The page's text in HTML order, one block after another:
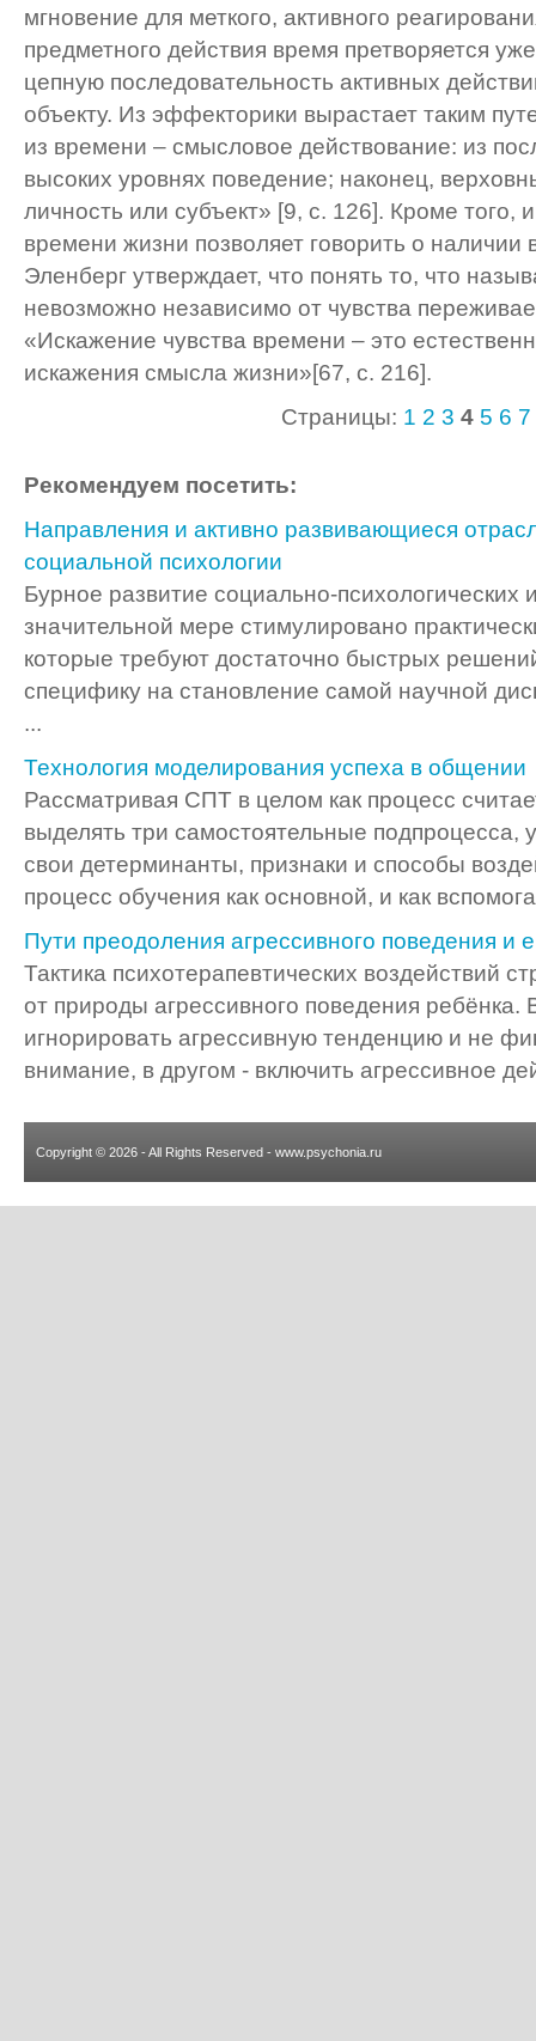
мгновение для меткого, активного
предметного действия время претворяется
цепную последовательность активных
объекту. Из эффекторики вырастает таким
из времени – смысловое действование: из
высоких уровнях поведение; наконец,
личность или субъект» [9, с. 126]. Кроме
времени жизни позволяет говорить о наличии
Эленберг утверждает, что понять то, что
невозможно независимо от чувства
«Искажение чувства времени – это
искажения смысла жизни»[67, с. 216].
Страницы: 1 2 3 4 5 6 7
Рекомендуем посетить:
Направления и активно развивающиеся
социальной психологии
Бурное развитие социально-психологических
значительной мере стимулировано
которые требуют достаточно быстрых
специфику на становление самой научной
...
Технология моделирования успеха в общении
Рассматривая СПТ в целом как процесс
выделять три самостоятельные подпроцесса,
свои детерминанты, признаки и способы
процесс обучения как основной, и как
Пути преодоления агрессивного поведения и
Тактика психотерапевтических воздействий
от природы агрессивного поведения ребёнка.
игнорировать агрессивную тенденцию и не
внимание, в другом - включить агрессивное
Copyright © 2026 - All Rights Reserved - www.psychonia.ru